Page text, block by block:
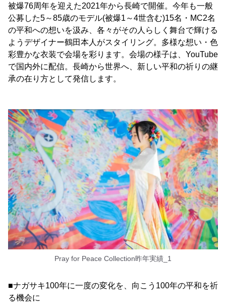
被爆76周年を迎えた2021年から長崎で開催。今年も一般
公募した5～85歳のモデル(被爆1～4世含む)15名・MC2名
の平和への想いを汲み、各々がその人らしく舞台で輝ける
ようデザイナー鶴田本人がスタイリング。多様な想い・色
彩豊かな衣装で会場を彩ります。会場の様子は、YouTube
で国内外に配信。長崎から世界へ、新しい平和の祈りの継
承の在り方として発信します。
Pray for Peace Collection昨年実績_1
■ナガサキ100年に一度の変化を、向こう100年の平和を祈
る機会に